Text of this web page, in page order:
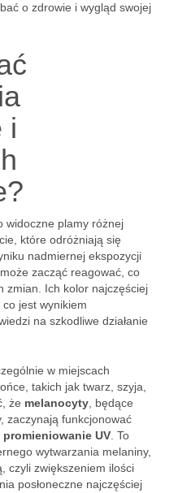
o zdrowie i wygląd swojej
i
widoczne plamy różnej
które odróżniają się
nadmiernej ekspozycji
może zacząć reagować, co
zmian. Ich kolor najczęściej
jest wynikiem
na szkodliwe działanie
w miejscach
takich jak twarz, szyja,
że melanocyty , będące
zaczynają funkcjonować
promieniowanie UV . To
wytwarzania melaniny,
czyli zwiększeniem ilości
posłoneczne najczęściej